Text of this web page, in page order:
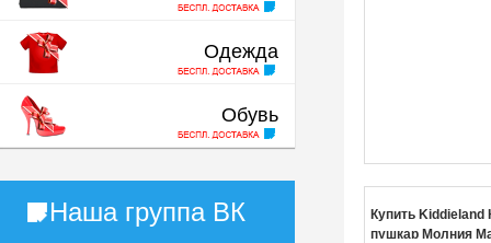
Одежда
Обувь
Наша группа ВК
Купить Kiddieland
пушкар Молния